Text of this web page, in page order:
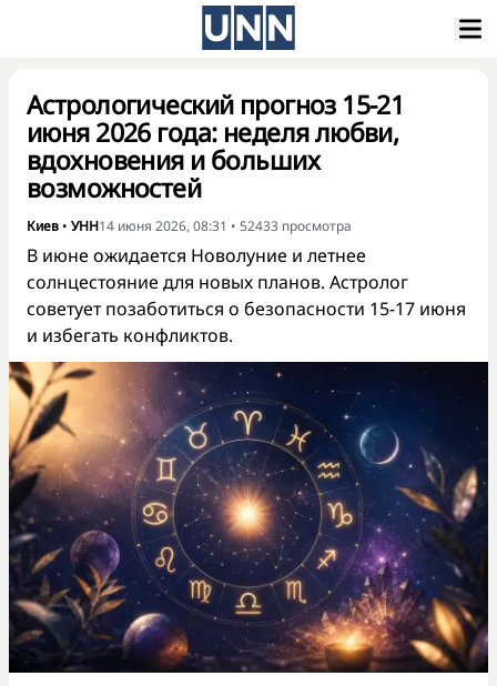
Астрологический прогноз 15-21
июня 2026 года: неделя любви,
вдохновения и больших
возможностей
Киев • УНН14 июня 2026, 08:31 • 52433 просмотра
В июне ожидается Новолуние и летнее
солнцестояние для новых планов. Астролог
советует позаботиться о безопасности 15-17 июня
и избегать конфликтов.